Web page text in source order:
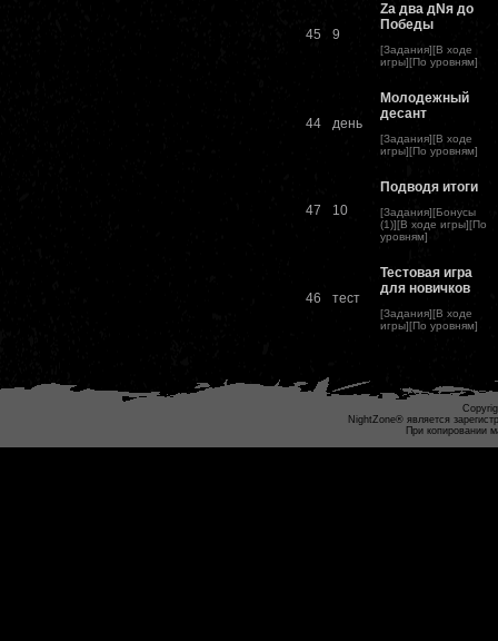
45 9
Zа два дNя до
Победы
[Задания][В ходе
игры][По уровням]
44 день
Молодежный
десант
[Задания][В ходе
игры][По уровням]
47 10
Подводя итоги
[Задания][Бонусы
(1)][В ходе игры][По
уровням]
46 тест
Тестовая игра
для новичков
[Задания][В ходе
игры][По уровням]
NightZone® является
При копировании